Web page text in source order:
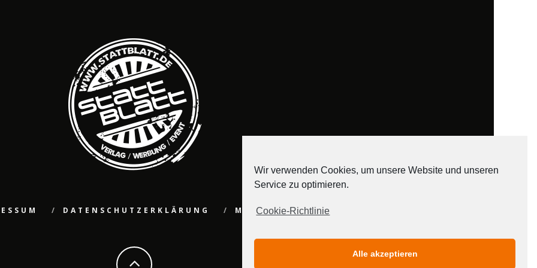
DATENSCHUTZERKLÄRUNG MEDIADATEN
Wir verwenden Cookies, um unsere Website und unseren
Service zu optimieren.
Cookie-Richtlinie
Alle akzeptieren